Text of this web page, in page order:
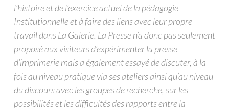
l’histoire et de l’exercice actuel de la pédagogie
Institutionnelle et à faire des liens avec leur propre
travail dans La Galerie. La Presse n’a donc pas seulement
proposé aux visiteurs d’expérimenter la presse
d’imprimerie mais a également essayé de discuter, à la
fois au niveau pratique via ses ateliers ainsi qu’au niveau
du discours avec les groupes de recherche, sur les
possibilités et les difficultés des rapports entre la